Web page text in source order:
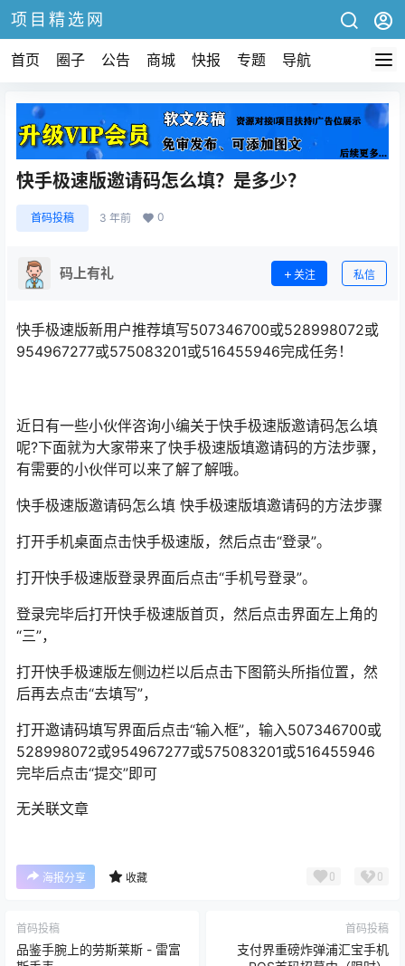
项目精选网
首页 圈子 公告 商城 快报 专题 导航
快手极速版邀请码怎么填？是多少？
首码投稿 3 年前 0
码上有礼 关注 私信
快手极速版新用户推荐填写507346700或528998072或
954967277或575083201或516455946完成任务！
近日有一些小伙伴咨询小编关于快手极速版邀请码怎么填
呢?下面就为大家带来了快手极速版填邀请码的方法步骤，
有需要的小伙伴可以来了解了解哦。
快手极速版邀请码怎么填 快手极速版填邀请码的方法步骤
打开手机桌面点击快手极速版，然后点击“登录”。
打开快手极速版登录界面后点击“手机号登录”。
登录完毕后打开快手极速版首页，然后点击界面左上角的
“三”，
打开快手极速版左侧边栏以后点击下图箭头所指位置，然
后再去点击“去填写”，
打开邀请码填写界面后点击“输入框”，输入507346700或
528998072或954967277或575083201或516455946
完毕后点击“提交”即可
无关联文章
海报分享 收藏 0 0
首码投稿
品鉴手腕上的劳斯莱斯 - 雷富
首码投稿
支付界重磅炸弹浦汇宝手机